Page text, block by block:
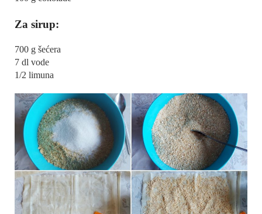
Za sirup:
700 g šećera
7 dl vode
1/2 limuna